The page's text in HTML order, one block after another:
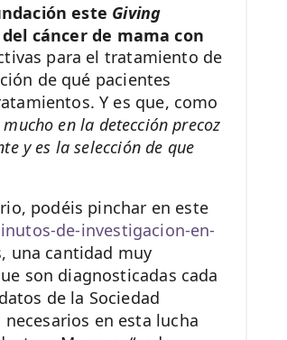
este Giving
cáncer de mama con
para el tratamiento de
de qué pacientes
Y es que, como
en la detección precoz
y es la selección de que
podéis pinchar en este
de-investigacion-en-
una cantidad muy
son diagnosticadas cada
de la Sociedad
necesarios en esta lucha